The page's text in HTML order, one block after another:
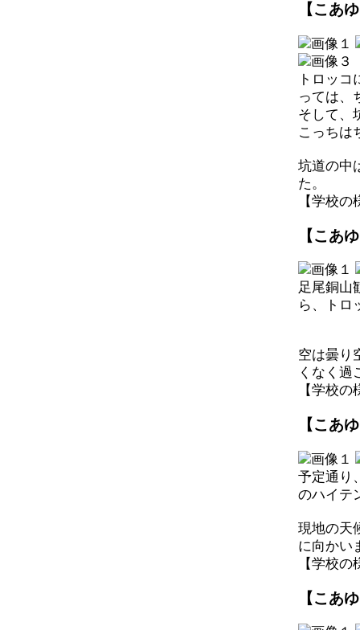
【こあ
トロッ
っては、
そして、
こっちは
坑道の中
た。
【学校
【こあ
足尾銅山
ら、トロ
空は曇り
くなく過
【学校
【こあ
予定通り
のハイテ
現地の天
に向かい
【学校
【こあ